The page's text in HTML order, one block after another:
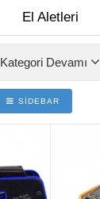
El Aletleri
Kategori Devamı
SIDEBAR